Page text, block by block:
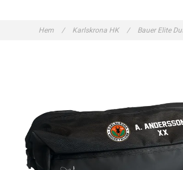
Hem / Karlskrona HK / Bauer Elite